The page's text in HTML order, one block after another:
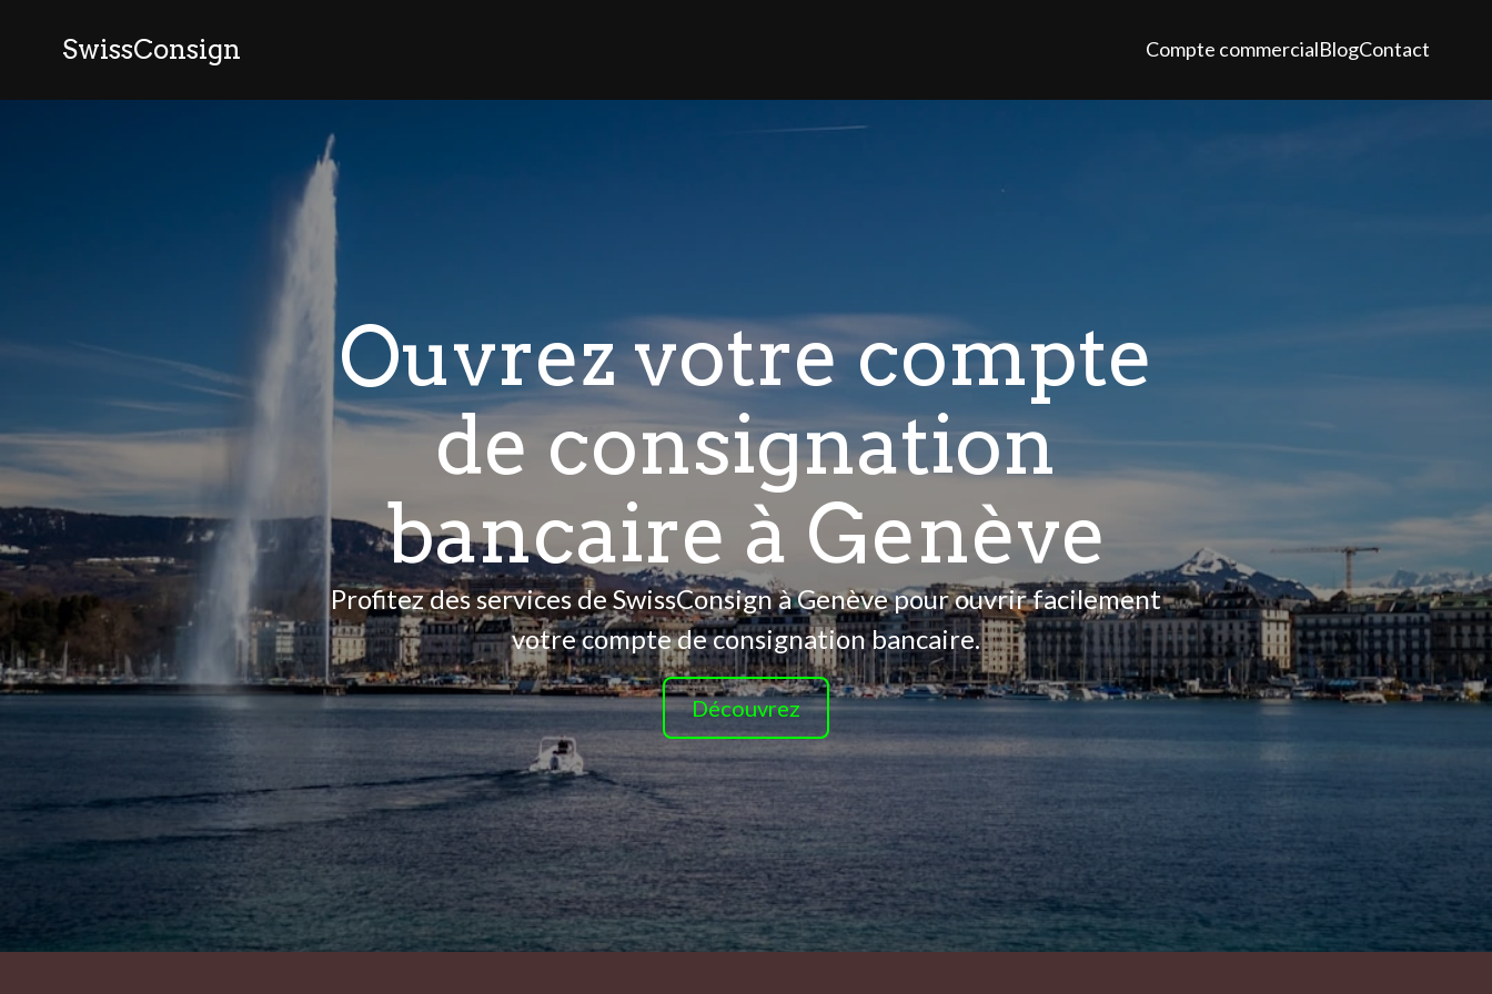
SwissConsign Compte commercialBlogContact
Ouvrez votre compte
de consignation
bancaire à Genève
Profitez des services de SwissConsign à Genève pour ouvrir facilement
votre compte de consignation bancaire.
Découvrez